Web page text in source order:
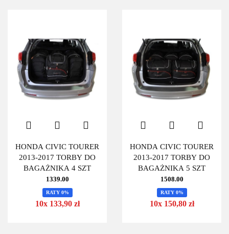
HONDA CIVIC TOURER
2013-2017 TORBY DO
BAGAŻNIKA 4 SZT
1339.00
RATY 0%
10x 133,90 zł
HONDA CIVIC TOURER
2013-2017 TORBY DO
BAGAŻNIKA 5 SZT
1508.00
RATY 0%
10x 150,80 zł